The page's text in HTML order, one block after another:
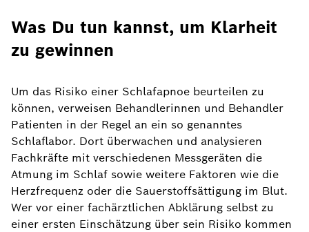
Was Du tun kannst, um Klarheit
zu gewinnen
Um das Risiko einer Schlafapnoe beurteilen zu
können, verweisen Behandlerinnen und Behandler
Patienten in der Regel an ein so genanntes
Schlaflabor. Dort überwachen und analysieren
Fachkräfte mit verschiedenen Messgeräten die
Atmung im Schlaf sowie weitere Faktoren wie die
Herzfrequenz oder die Sauerstoffsättigung im Blut.
Wer vor einer fachärztlichen Abklärung selbst zu
einer ersten Einschätzung über sein Risiko kommen